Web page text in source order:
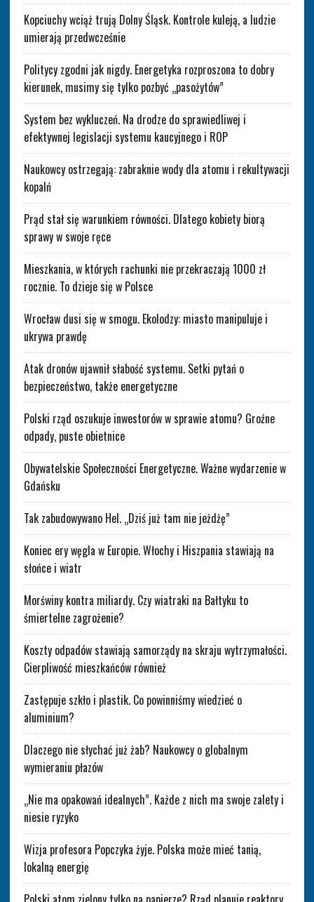
Kopciuchy wciąż trują Dolny Śląsk. Kontrole kuleją, a ludzie
umierają przedwcześnie
Politycy zgodni jak nigdy. Energetyka rozproszona to dobry
kierunek, musimy się tylko pozbyć „pasożytów”
System bez wykluczeń. Na drodze do sprawiedliwej i
efektywnej legislacji systemu kaucyjnego i ROP
Naukowcy ostrzegają: zabraknie wody dla atomu i rekultywacji
kopalń
Prąd stał się warunkiem równości. Dlatego kobiety biorą
sprawy w swoje ręce
Mieszkania, w których rachunki nie przekraczają 1000 zł
rocznie. To dzieje się w Polsce
Wrocław dusi się w smogu. Ekolodzy: miasto manipuluje i
ukrywa prawdę
Atak dronów ujawnił słabość systemu. Setki pytań o
bezpieczeństwo, także energetyczne
Polski rząd oszukuje inwestorów w sprawie atomu? Groźne
odpady, puste obietnice
Obywatelskie Społeczności Energetyczne. Ważne wydarzenie w
Gdańsku
Tak zabudowywano Hel. „Dziś już tam nie jeżdżę”
Koniec ery węgla w Europie. Włochy i Hiszpania stawiają na
słońce i wiatr
Morświny kontra miliardy. Czy wiatraki na Bałtyku to
śmiertelne zagrożenie?
Koszty odpadów stawiają samorządy na skraju wytrzymałości.
Cierpliwość mieszkańców również
Zastępuje szkło i plastik. Co powinniśmy wiedzieć o
aluminium?
Dlaczego nie słychać już żab? Naukowcy o globalnym
wymieraniu płazów
„Nie ma opakowań idealnych”. Każde z nich ma swoje zalety i
niesie ryzyko
Wizja profesora Popczyka żyje. Polska może mieć tanią,
lokalną energię